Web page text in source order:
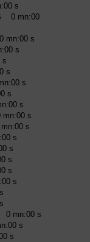
s
0 mn:00
s
s
s
s
s
s
s
s
s
s
s
s
s
mn:00 s
s
s